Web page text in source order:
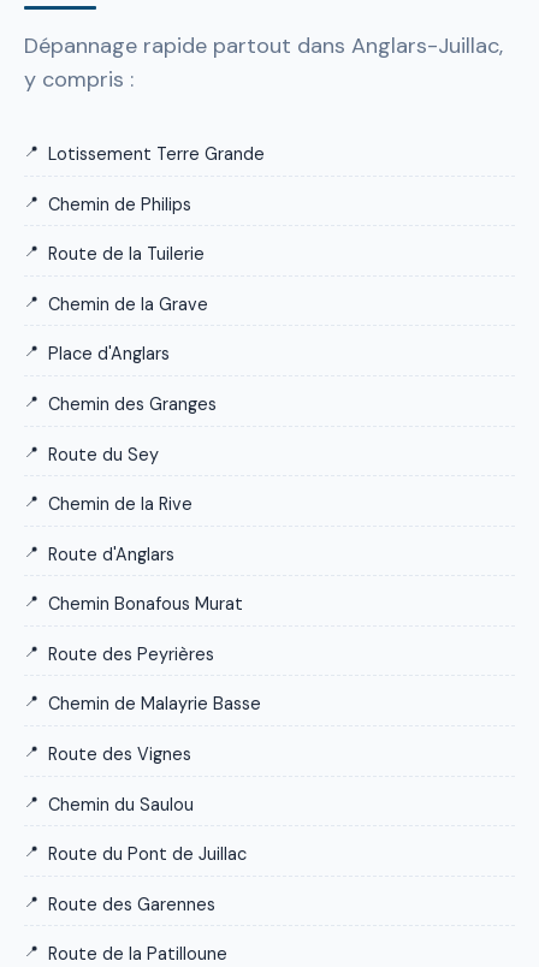
Dépannage rapide partout dans Anglars-Juillac,
y compris :
Lotissement Terre Grande
Chemin de Philips
Route de la Tuilerie
Chemin de la Grave
Place d'Anglars
Chemin des Granges
Route du Sey
Chemin de la Rive
Route d'Anglars
Chemin Bonafous Murat
Route des Peyrières
Chemin de Malayrie Basse
Route des Vignes
Chemin du Saulou
Route du Pont de Juillac
Route des Garennes
Route de la Patilloune